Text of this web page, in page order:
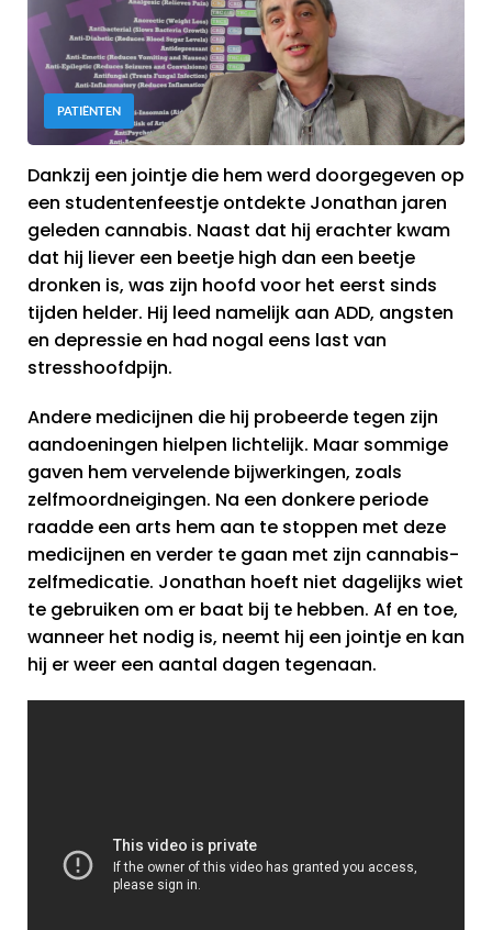
PATIËNTEN
Dankzij een jointje die hem werd doorgegeven op
een studentenfeestje ontdekte Jonathan jaren
geleden cannabis. Naast dat hij erachter kwam
dat hij liever een beetje high dan een beetje
dronken is, was zijn hoofd voor het eerst sinds
tijden helder. Hij leed namelijk aan ADD, angsten
en depressie en had nogal eens last van
stresshoofdpijn.
Andere medicijnen die hij probeerde tegen zijn
aandoeningen hielpen lichtelijk. Maar sommige
gaven hem vervelende bijwerkingen, zoals
zelfmoordneigingen. Na een donkere periode
raadde een arts hem aan te stoppen met deze
medicijnen en verder te gaan met zijn cannabis-
zelfmedicatie. Jonathan hoeft niet dagelijks wiet
te gebruiken om er baat bij te hebben. Af en toe,
wanneer het nodig is, neemt hij een jointje en kan
hij er weer een aantal dagen tegenaan.